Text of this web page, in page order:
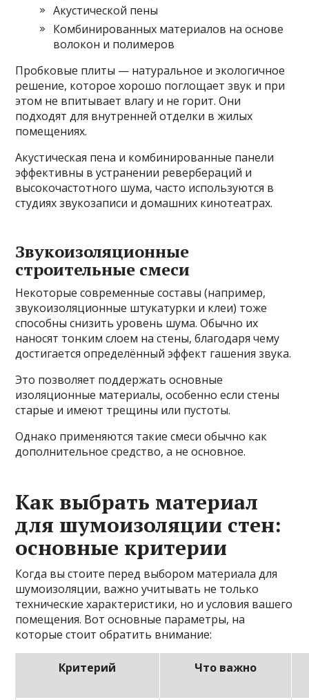
Акустической пены
Комбинированных материалов на основе
волокон и полимеров
Пробковые плиты — натуральное и экологичное
решение, которое хорошо поглощает звук и при
этом не впитывает влагу и не горит. Они
подходят для внутренней отделки в жилых
помещениях.
Акустическая пена и комбинированные панели
эффективны в устранении ревербераций и
высокочастотного шума, часто используются в
студиях звукозаписи и домашних кинотеатрах.
Звукоизоляционные
строительные смеси
Некоторые современные составы (например,
звукоизоляционные штукатурки и клеи) тоже
способны снизить уровень шума. Обычно их
наносят тонким слоем на стены, благодаря чему
достигается определённый эффект гашения звука.
Это позволяет поддержать основные
изоляционные материалы, особенно если стены
старые и имеют трещины или пустоты.
Однако применяются такие смеси обычно как
дополнительное средство, а не основное.
Как выбрать материал
для шумоизоляции стен:
основные критерии
Когда вы стоите перед выбором материала для
шумоизоляции, важно учитывать не только
технические характеристики, но и условия вашего
помещения. Вот основные параметры, на
которые стоит обратить внимание:
Критерий Что важно